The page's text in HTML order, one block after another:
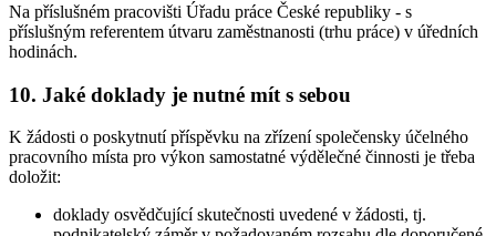
Na příslušném pracovišti Úřadu práce České republiky - s
příslušným referentem útvaru zaměstnanosti (trhu práce) v úředních
hodinách.
10. Jaké doklady je nutné mít s sebou
K žádosti o poskytnutí příspěvku na zřízení společensky účelného
pracovního místa pro výkon samostatné výdělečné činnosti je třeba
doložit:
doklady osvědčující skutečnosti uvedené v žádosti, tj.